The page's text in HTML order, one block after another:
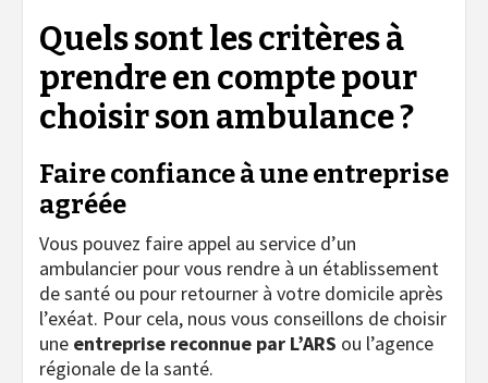
Quels sont les critères à
prendre en compte pour
choisir son ambulance ?
Faire confiance à une entreprise
agréée
Vous pouvez faire appel au service d’un
ambulancier pour vous rendre à un établissement
de santé ou pour retourner à votre domicile après
l’exéat. Pour cela, nous vous conseillons de choisir
une entreprise reconnue par L’ARS ou l’agence
régionale de la santé.